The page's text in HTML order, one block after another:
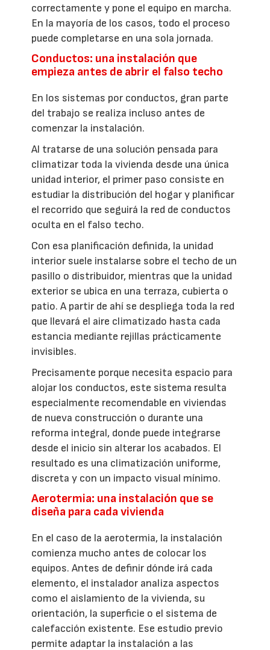
correctamente y pone el equipo en marcha.
En la mayoría de los casos, todo el proceso
puede completarse en una sola jornada.
Conductos: una instalación que
empieza antes de abrir el falso techo
En los sistemas por conductos, gran parte
del trabajo se realiza incluso antes de
comenzar la instalación.
Al tratarse de una solución pensada para
climatizar toda la vivienda desde una única
unidad interior, el primer paso consiste en
estudiar la distribución del hogar y planificar
el recorrido que seguirá la red de conductos
oculta en el falso techo.
Con esa planificación definida, la unidad
interior suele instalarse sobre el techo de un
pasillo o distribuidor, mientras que la unidad
exterior se ubica en una terraza, cubierta o
patio. A partir de ahí se despliega toda la red
que llevará el aire climatizado hasta cada
estancia mediante rejillas prácticamente
invisibles.
Precisamente porque necesita espacio para
alojar los conductos, este sistema resulta
especialmente recomendable en viviendas
de nueva construcción o durante una
reforma integral, donde puede integrarse
desde el inicio sin alterar los acabados. El
resultado es una climatización uniforme,
discreta y con un impacto visual mínimo.
Aerotermia: una instalación que se
diseña para cada vivienda
En el caso de la aerotermia, la instalación
comienza mucho antes de colocar los
equipos. Antes de definir dónde irá cada
elemento, el instalador analiza aspectos
como el aislamiento de la vivienda, su
orientación, la superficie o el sistema de
calefacción existente. Ese estudio previo
permite adaptar la instalación a las